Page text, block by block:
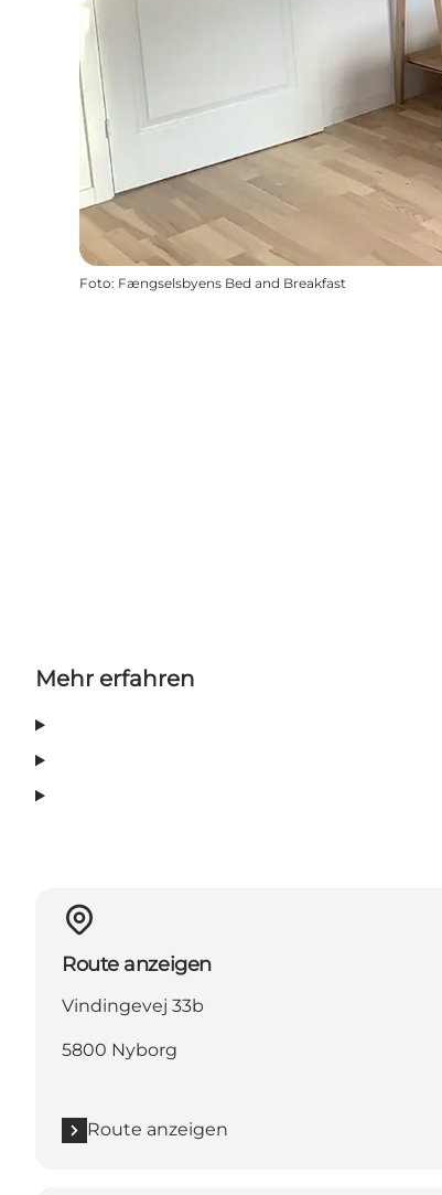
Foto: Fængselsbyens Bed and Breakfast
Mehr erfahren
Route anzeigen
Vindingevej 33b
5800 Nyborg
Route anzeigen